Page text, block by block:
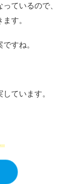
ているので、
す。
すね。
ています。